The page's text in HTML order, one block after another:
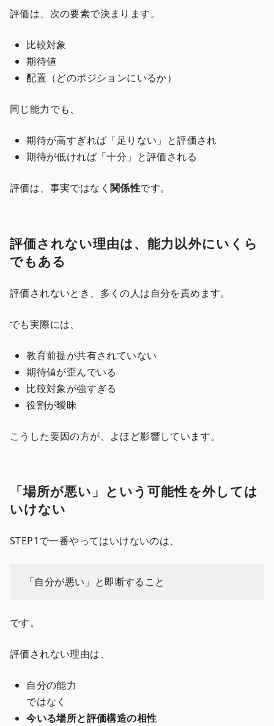
評価は、次の要素で決まります。
比較対象
期待値
配置（どのポジションにいるか）
同じ能力でも、
期待が高すぎれば「足りない」と評価され
期待が低ければ「十分」と評価される
評価は、事実ではなく 関係性です。
評価されない理由は、能力以外にいくら
でもある
評価されないとき、多くの人は自分を責めます。
でも実際には、
教育前提が共有されていない
期待値が歪んでいる
比較対象が強すぎる
役割が曖昧
こうした要因の方が、よほど影響しています。
「場所が悪い」という可能性を外しては
いけない
STEP1で一番やってはいけないのは、
「自分が悪い」と即断すること
です。
評価されない理由は、
自分の能力
ではなく
今いる場所と評価構造の相性